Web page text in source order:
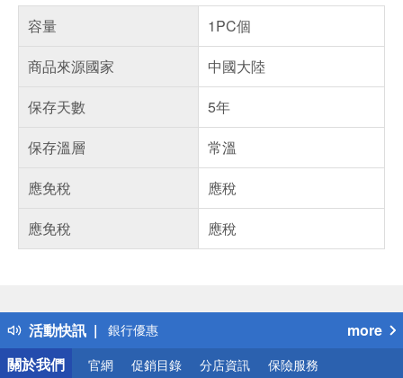
容量
1PC個
商品來源國家
中國大陸
保存天數
5年
保存溫層
常溫
應免稅
應稅
應免稅
應稅
活動快訊
偏遠地區配送
熱門話題
銀行優惠
偏遠地區配送
詐騙網頁！請小心！
more
關於我們
官網 促銷目錄 分店資訊 保險服務